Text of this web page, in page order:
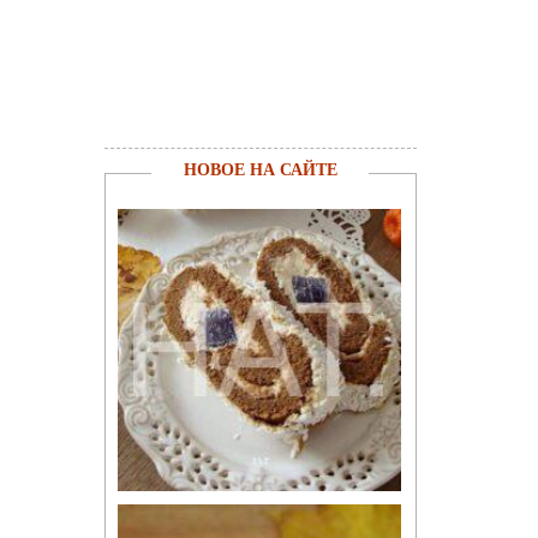
НОВОЕ НА САЙТЕ